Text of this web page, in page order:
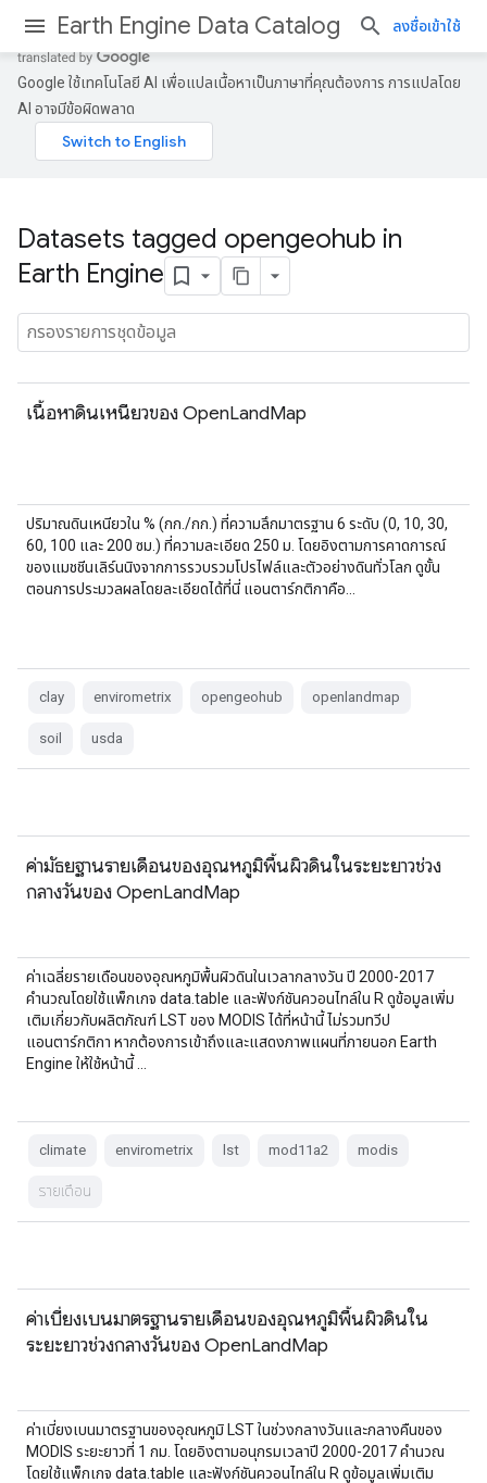
Earth Engine Data Catalog ลงชื่อเข้าใช้
Google ใช้เทคโนโลยี AI เพื่อแปลเนื้อหาเป็นภาษาที่คุณต้องการ การแปลโดย
AI อาจมีข้อผิดพลาด
Datasets tagged opengeohub in
Earth Engine
เนื้อหาดินเหนียวของ OpenLandMap
ปริมาณดินเหนียวใน % (กก./กก.) ที่ความลึกมาตรฐาน 6 ระดับ (0, 10, 30,
60, 100 และ 200 ซม.) ที่ความละเอียด 250 ม. โดยอิงตามการคาดการณ์
ของแมชชีนเลิร์นนิงจากการรวบรวมโปรไฟล์และตัวอย่างดินทั่วโลก ดูขั้น
ตอนการประมวลผลโดยละเอียดได้ที่นี่ แอนตาร์กติกาคือ...
clay envirometrix opengeohub openlandmap
soil usda
ค่ามัธยฐานรายเดือนของอุณหภูมิพื้นผิวดินในระยะยาวช่วง
กลางวันของ OpenLandMap
ค่าเฉลี่ยรายเดือนของอุณหภูมิพื้นผิวดินในเวลากลางวัน ปี 2000-2017
คำนวณโดยใช้แพ็กเกจ data.table และฟังก์ชันควอนไทล์ใน R ดูข้อมูลเพิ่ม
เติมเกี่ยวกับผลิตภัณฑ์ LST ของ MODIS ได้ที่หน้านี้ ไม่รวมทวีป
แอนตาร์กติกา หากต้องการเข้าถึงและแสดงภาพแผนที่ภายนอก Earth
Engine ให้ใช้หน้านี้ …
climate envirometrix lst mod11a2 modis
รายเดือน
ค่าเบี่ยงเบนมาตรฐานรายเดือนของอุณหภูมิพื้นผิวดินใน
ระยะยาวช่วงกลางวันของ OpenLandMap
ค่าเบี่ยงเบนมาตรฐานของอุณหภูมิ LST ในช่วงกลางวันและกลางคืนของ
MODIS ระยะยาวที่ 1 กม. โดยอิงตามอนุกรมเวลาปี 2000-2017 คำนวณ
โดยใช้แพ็กเกจ data.table และฟังก์ชันควอนไทล์ใน R ดูข้อมูลเพิ่มเติม